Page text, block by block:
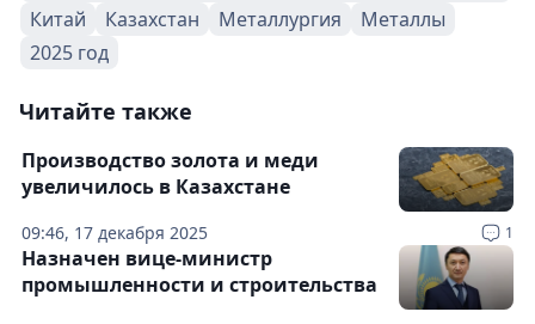
Китай
Казахстан Металлургия
Металлы
2025 год
Читайте также
09:46, 17 декабря 2025 1
Производство золота и меди
увеличилось в Казахстане
Назначен вице-министр
промышленности и строительства